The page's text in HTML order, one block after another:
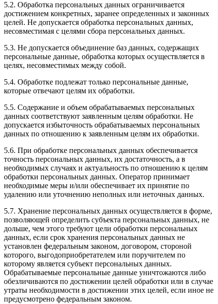
5.2. Обработка персональных данных ограничивается
достижением конкретных, заранее определенных и законных
целей. Не допускается обработка персональных данных,
несовместимая с целями сбора персональных данных.
5.3. Не допускается объединение баз данных, содержащих
персональные данные, обработка которых осуществляется в
целях, несовместимых между собой.
5.4. Обработке подлежат только персональные данные,
которые отвечают целям их обработки.
5.5. Содержание и объем обрабатываемых персональных
данных соответствуют заявленным целям обработки. Не
допускается избыточность обрабатываемых персональных
данных по отношению к заявленным целям их обработки.
5.6. При обработке персональных данных обеспечивается
точность персональных данных, их достаточность, а в
необходимых случаях и актуальность по отношению к целям
обработки персональных данных. Оператор принимает
необходимые меры и/или обеспечивает их принятие по
удалению или уточнению неполных или неточных данных.
5.7. Хранение персональных данных осуществляется в форме,
позволяющей определить субъекта персональных данных, не
дольше, чем этого требуют цели обработки персональных
данных, если срок хранения персональных данных не
установлен федеральным законом, договором, стороной
которого, выгодоприобретателем или поручителем по
которому является субъект персональных данных.
Обрабатываемые персональные данные уничтожаются либо
обезличиваются по достижении целей обработки или в случае
утраты необходимости в достижении этих целей, если иное не
предусмотрено федеральным законом.